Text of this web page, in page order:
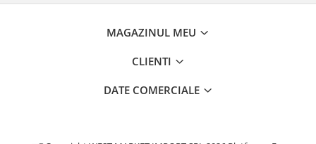
MAGAZINUL MEU
CLIENTI
DATE COMERCIALE